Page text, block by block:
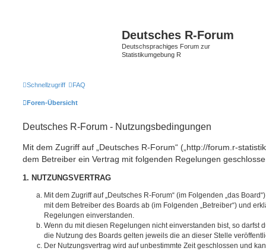
Deutsches R-Forum
Deutschsprachiges Forum zur
Statistikumgebung R
Schnellzugriff FAQ
Foren-Übersicht
Deutsches R-Forum - Nutzungsbedingungen
Mit dem Zugriff auf „Deutsches R-Forum“ („http://forum.r-
dem Betreiber ein Vertrag mit folgenden Regelungen
1. NUTZUNGSVERTRAG
Mit dem Zugriff auf „Deutsches R-Forum“ (im Folgenden „das
mit dem Betreiber des Boards ab (im Folgenden „Betreiber“) und
Regelungen einverstanden.
Wenn du mit diesen Regelungen nicht einverstanden bist, so darfst
die Nutzung des Boards gelten jeweils die an dieser Stelle
Der Nutzungsvertrag wird auf unbestimmte Zeit geschlossen und